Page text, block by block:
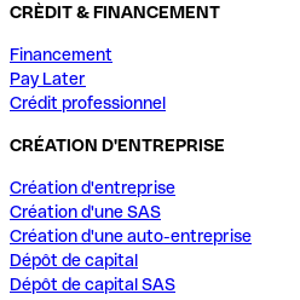
CRÈDIT & FINANCEMENT
Financement
Pay Later
Crédit professionnel
CRÉATION D'ENTREPRISE
Création d'entreprise
Création d'une SAS
Création d'une auto-entreprise
Dépôt de capital
Dépôt de capital SAS